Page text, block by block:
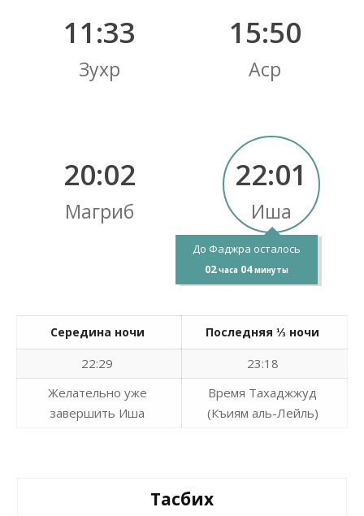
11:33
Зухр
15:50
Аср
20:02
Магриб
22:01
Иша
До Фаджра осталось
02 часа 04 минуты
Середина ночи Последняя ⅓ ночи
22:29
23:18
Желательно уже
завершить Иша
Время Тахаджжуд
(Къиям аль-Лейль)
Тасбих